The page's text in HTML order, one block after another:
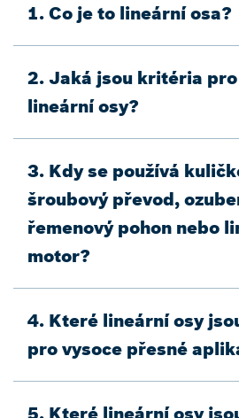
1. Co je to lineární osa?
2. Jaká jsou kritéria
lineární osy?
3. Kdy se používá
šroubový převod,
řemenový pohon nebo
motor?
4. Které lineární osy
pro vysoce přesné
5. Které lineární osy